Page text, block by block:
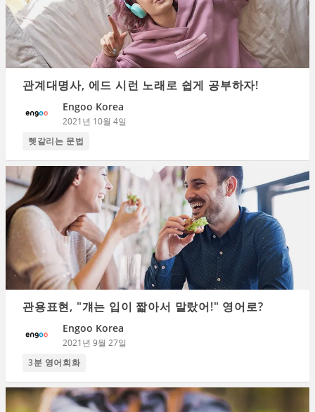
관계대명사, 에드 시런 노래로 쉽게 공부하자!
Engoo Korea
2021년 10월 4일
헷갈리는 문법
관용표현, "걔는 입이 짧아서 말랐어!" 영어로?
Engoo Korea
2021년 9월 27일
3분 영어회화